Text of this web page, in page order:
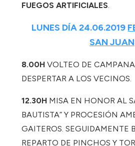
FUEGOS ARTIFICIALES.
LUNES DÍA 24.06.2019
SAN JUAN
8.00H VOLTEO DE
DESPERTAR A LOS VECINOS.
12.30H MISA EN HONOR AL
BAUTISTA” Y PROCESIÓN
GAITEROS. SEGUIDAMENTE
REPARTO DE PINCHOS Y